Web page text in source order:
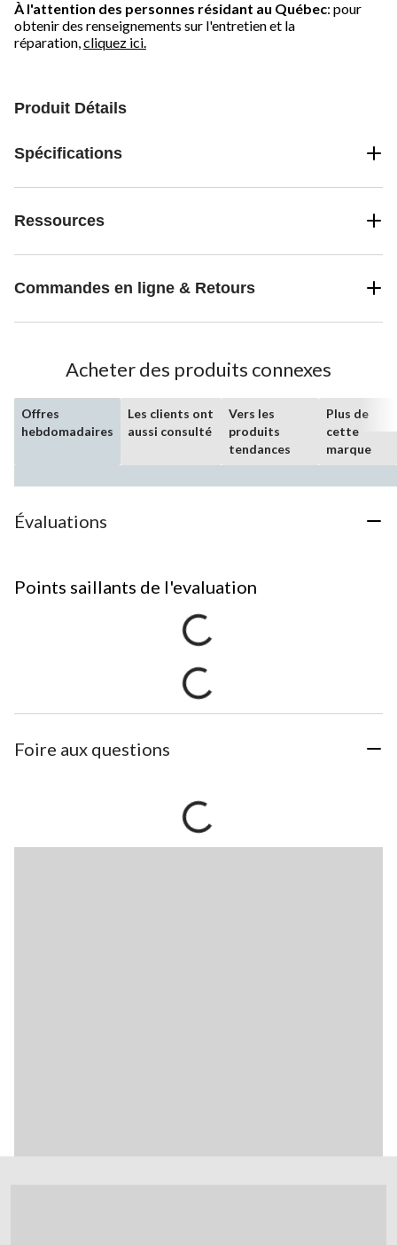
À l'attention des personnes résidant au Québec: pour
obtenir des renseignements sur l'entretien et la
réparation, cliquez ici.
Produit Détails
Spécifications
Ressources
Commandes en ligne & Retours
Acheter des produits connexes
Offres
hebdomadaires
Les clients ont
aussi consulté
Vers les
produits
tendances
Plus de
cette
marque
Évaluations
Points saillants de l'evaluation
Foire aux questions